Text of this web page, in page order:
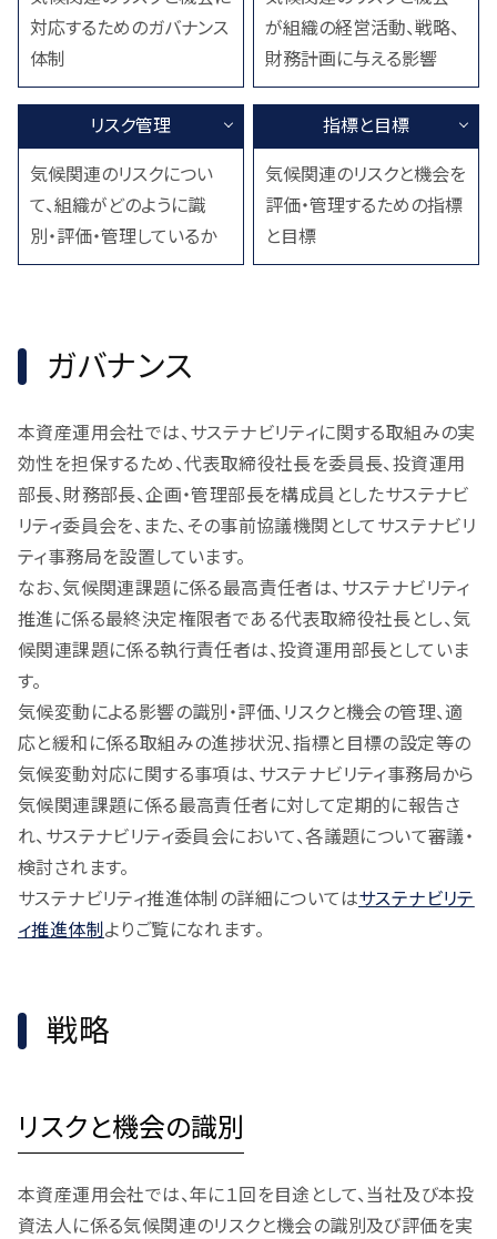
対応するためのガバナンス
体制
が組織の経営活動、戦略、
財務計画に与える影響
リスク管理
気候関連のリスクについ
て、組織がどのように識
別・評価・管理しているか
指標と目標
気候関連のリスクと機会を
評価・管理するための指標
と目標
ガバナンス
本資産運用会社では、サステナビリティに関する取組みの実
効性を担保するため、代表取締役社長を委員長、投資運用
部長、財務部長、企画・管理部長を構成員としたサステナビ
リティ委員会を、また、その事前協議機関としてサステナビリ
ティ事務局を設置しています。
なお、気候関連課題に係る最高責任者は、サステナビリティ
推進に係る最終決定権限者である代表取締役社長とし、気
候関連課題に係る執行責任者は、投資運⽤部長としていま
す。
気候変動による影響の識別・評価、リスクと機会の管理、適
応と緩和に係る取組みの進捗状況、指標と目標の設定等の
気候変動対応に関する事項は、サステナビリティ事務局から
気候関連課題に係る最高責任者に対して定期的に報告さ
れ、サステナビリティ委員会において、各議題について審議・
検討されます。
サステナビリティ推進体制の詳細についてはサステナビリテ
ィ推進体制 よりご覧になれます。
戦略
リスクと機会の識別
本資産運用会社では、年に１回を目途として、当社及び本投
資法人に係る気候関連のリスクと機会の識別及び評価を実